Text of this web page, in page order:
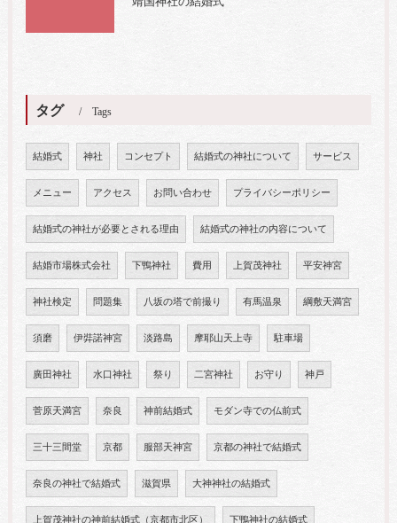
タグ Tags
結婚式 神社 コンセプト 結婚式の神社について サービス
メニュー アクセス お問い合わせ プライバシーポリシー
結婚式の神社が必要とされる理由 結婚式の神社の内容について
結婚市場株式会社 下鴨神社 費用 上賀茂神社 平安神宮
神社検定 問題集 八坂の塔で前撮り 有馬温泉 綱敷天満宮
須磨 伊弉諾神宮 淡路島 摩耶山天上寺 駐車場
廣田神社 水口神社 祭り 二宮神社 お守り 神戸
菅原天満宮 奈良 神前結婚式 モダン寺での仏前式
三十三間堂 京都 服部天神宮 京都の神社で結婚式
奈良の神社で結婚式 滋賀県 大神神社の結婚式
上賀茂神社の神前結婚式（京都市北区） 下鴨神社の結婚式